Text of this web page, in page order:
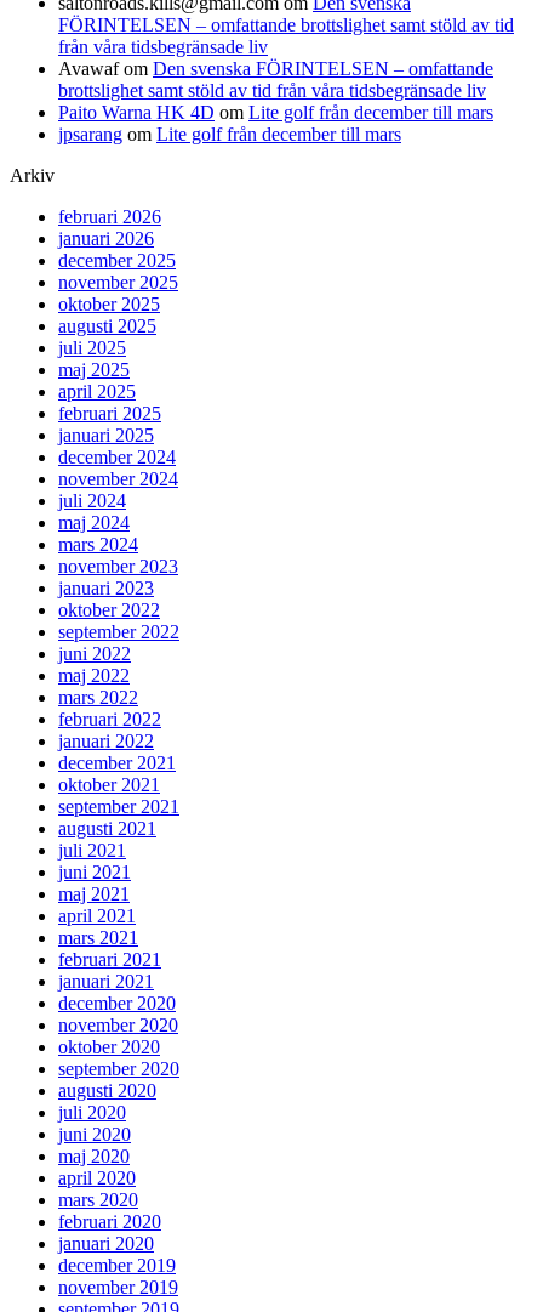
FÖRINTELSEN – omfattande brottslighet samt stöld av tid
från våra tidsbegränsade liv
Avawafom Den svenska FÖRINTELSEN – omfattande
brottslighet samt stöld av tid från våra tidsbegränsade liv
Paito Warna HK 4D om Lite golf från december till mars
jpsarang om Lite golf från december till mars
Arkiv
februari 2026
januari 2026
december 2025
november 2025
oktober 2025
augusti 2025
juli 2025
maj 2025
april 2025
februari 2025
januari 2025
december 2024
november 2024
juli 2024
maj 2024
mars 2024
november 2023
januari 2023
oktober 2022
september 2022
juni 2022
maj 2022
mars 2022
februari 2022
januari 2022
december 2021
oktober 2021
september 2021
augusti 2021
juli 2021
juni 2021
maj 2021
april 2021
mars 2021
februari 2021
januari 2021
december 2020
november 2020
oktober 2020
september 2020
augusti 2020
juli 2020
juni 2020
maj 2020
april 2020
mars 2020
februari 2020
januari 2020
december 2019
november 2019